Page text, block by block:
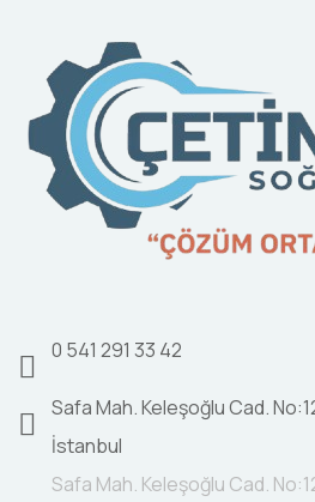
0 541 291 33 42
Safa Mah. Keleşoğlu Cad.
İstanbul
Safa Mah. Keleşoğlu Cad.